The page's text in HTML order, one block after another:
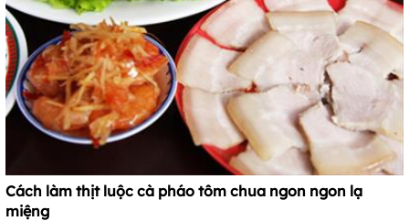
Cách làm thịt luộc cà pháo tôm chua ngon ngon lạ
miệng